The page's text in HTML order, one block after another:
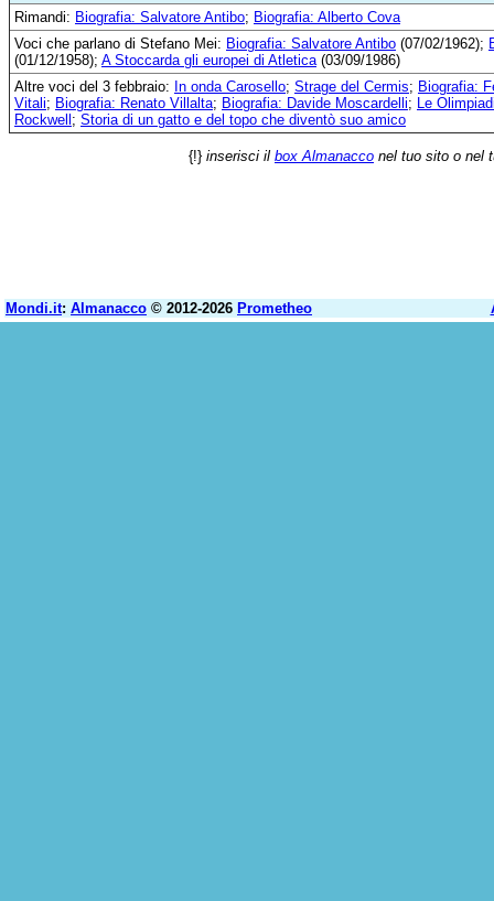
Rimandi: Biografia: Salvatore Antibo; Biografia: Alberto Cova
Voci che parlano di Stefano Mei: Biografia: Salvatore Antibo (07/02/1962);
(01/12/1958); A Stoccarda gli europei di Atletica(03/09/1986)
Altre voci del 3 febbraio: In onda Carosello; Strage del Cermis; Biografia:
Vitali; Biografia: Renato Villalta; Biografia: Davide Moscardelli; Le
Rockwell ; Storia di un gatto e del topo che diventò suo amico
{!} inserisci il box Almanacco nel tuo sito o nel
Mondi.it: Almanacco © 2012-2026 Prometheo